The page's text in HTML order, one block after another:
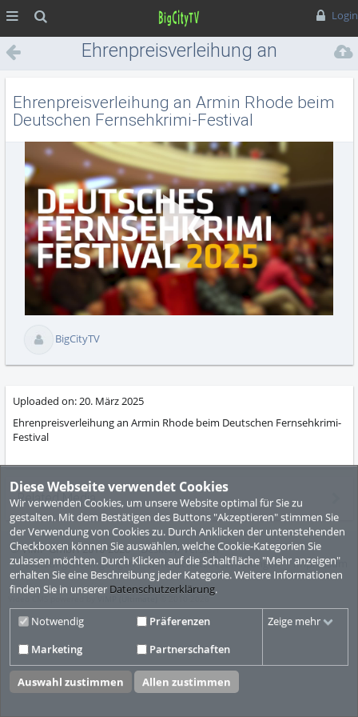
Login
Diese Webseite verwendet Cookies
Wir verwenden Cookies, um unsere Website optimal für Sie zu
gestalten. Mit dem Bestätigen des Buttons "Akzeptieren" stimmen Sie
der Verwendung von Cookies zu. Durch Anklicken der untenstehenden
Checkboxen können Sie auswählen, welche Cookie-Kategorien Sie
zulassen möchten. Durch Klicken auf die Schaltfläche "Mehr anzeigen"
erhalten Sie eine Beschreibung jeder Kategorie. Weitere Informationen
finden Sie in unserer Datenschutzerklärung.
Notwendig
Präferenzen
Marketing
Partnerschaften
Zeige mehr
Auswahl zustimmen Allen zustimmen
Ehrenpreisverleihung an
Armin Rhode beim Deutschen
Fernsehkrimi-Festival
Ehrenpreisverleihung an Armin Rhode beim
Deutschen Fernsehkrimi-Festival
BigCityTV
Uploaded on:20. März 2025
Ehrenpreisverleihung an Armin Rhode beim Deutschen Fernsehkrimi-
Festival
Related Media
© ViMP GmbH 2010-2026
Desktop Version
Nutzungsbedingungen
Datenschutzbestimmungen Impressum
© 2010-2026